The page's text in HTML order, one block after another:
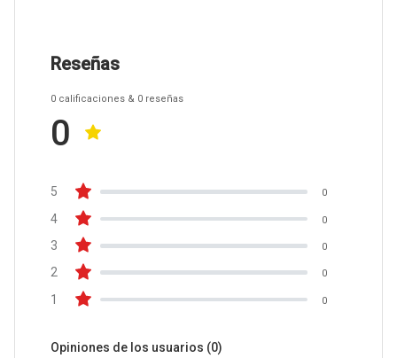
Reseñas
0 calificaciones & 0 reseñas
0
5 0
4 0
3 0
2 0
1 0
Opiniones de los usuarios (0)